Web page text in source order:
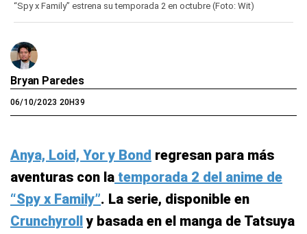
“Spy x Family” estrena su temporada 2 en octubre (Foto: Wit)
Bryan Paredes
06/10/2023 20H39
Anya, Loid, Yor y Bond regresan para más
aventuras con la temporada 2 del anime de
“Spy x Family”. La serie, disponible en
Crunchyrolly basada en el manga de Tatsuya